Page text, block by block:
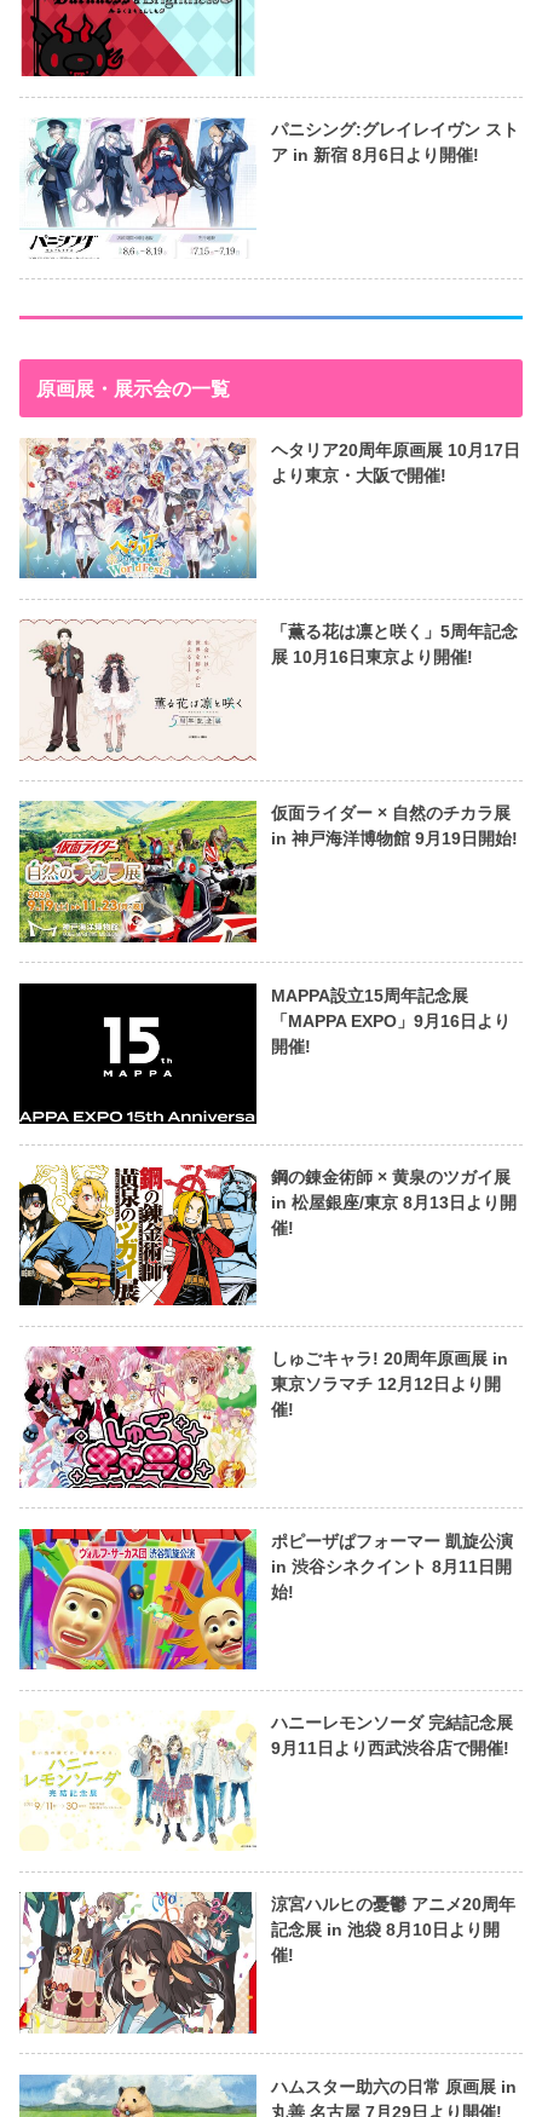
パニシング:グレイレイヴン スト
ア in 新宿 8月6日より開催!
原画展・展示会の一覧
ヘタリア20周年原画展 10月17日
より東京・大阪で開催!
「薫る花は凛と咲く」5周年記念
展 10月16日東京より開催!
仮面ライダー × 自然のチカラ展
in 神戸海洋博物館 9月19日開始!
MAPPA設立15周年記念展
「MAPPA EXPO」9月16日より
開催!
鋼の錬金術師 × 黄泉のツガイ展
in 松屋銀座/東京 8月13日より開
催!
しゅごキャラ! 20周年原画展 in
東京ソラマチ 12月12日より開
催!
ポピーザぱフォーマー 凱旋公演
in 渋谷シネクイント 8月11日開
始!
ハニーレモンソーダ 完結記念展
9月11日より西武渋谷店で開催!
涼宮ハルヒの憂鬱 アニメ20周年
記念展 in 池袋 8月10日より開
催!
ハムスター助六の日常 原画展 in
丸善 名古屋 7月29日より開催!